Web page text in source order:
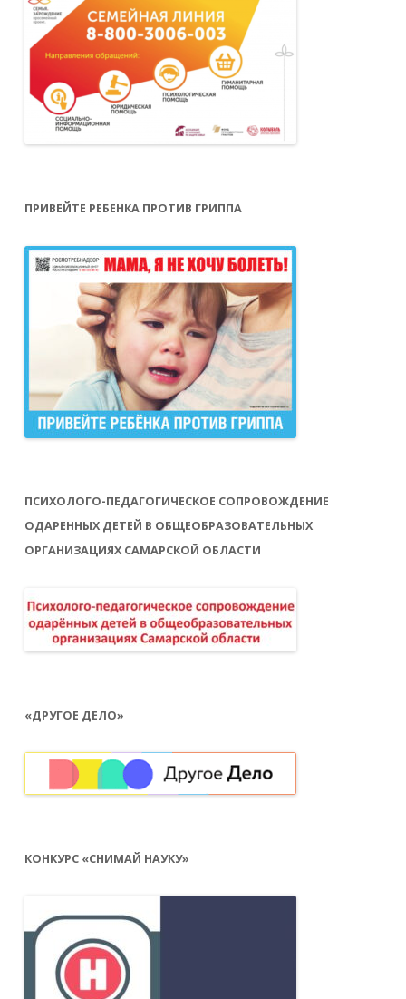
ПРИВЕЙТЕ РЕБЕНКА ПРОТИВ ГРИППА
ПСИХОЛОГО-ПЕДАГОГИЧЕСКОЕ СОПРОВОЖДЕНИЕ
ОДАРЕННЫХ ДЕТЕЙ В ОБЩЕОБРАЗОВАТЕЛЬНЫХ
ОРГАНИЗАЦИЯХ САМАРСКОЙ ОБЛАСТИ
«ДРУГОЕ ДЕЛО»
КОНКУРС «СНИМАЙ НАУКУ»